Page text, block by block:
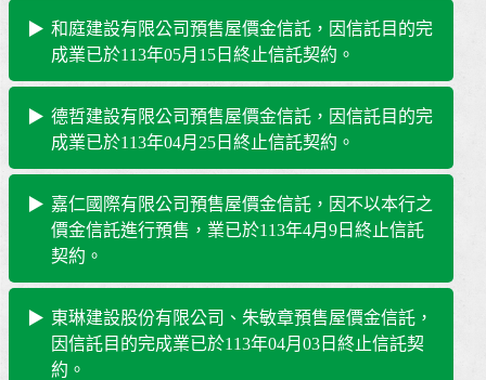
和庭建設有限公司預售屋價金信託，因信託目的完
成業已於113年05月15日終止信託契約。
德哲建設有限公司預售屋價金信託，因信託目的完
成業已於113年04月25日終止信託契約。
嘉仁國際有限公司預售屋價金信託，因不以本行之
價金信託進行預售，業已於113年4月9日終止信託
契約。
東琳建設股份有限公司、朱敏章預售屋價金信託，
因信託目的完成業已於113年04月03日終止信託契
約。